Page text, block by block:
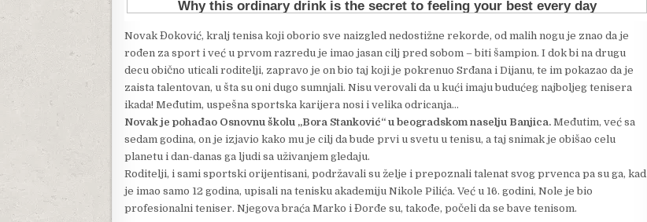
Novak Đoković, kralj tenisa koji oborio sve naizgled nedostižne rekorde, od malih nogu je znao da je
rođen za sport i već u prvom razredu je imao jasan cilj pred sobom – biti šampion. I dok bi na drugu
decu obično uticali roditelji, zapravo je on bio taj koji je pokrenuo Srđana i Dijanu, te im pokazao da je
zaista talentovan, u šta su oni dugo sumnjali. Nisu verovali da u kući imaju budućeg najboljeg tenisera
ikada! Međutim, uspešna sportska karijera nosi i velika odricanja…
Novak je pohađao Osnovnu školu „Bora Stanković“ u beogradskom naselju Banjica. Međutim, već sa
sedam godina, on je izjavio kako mu je cilj da bude prvi u svetu u tenisu, a taj snimak je obišao celu
planetu i dan-danas ga ljudi sa uživanjem gledaju.
Roditelji, i sami sportski orijentisani, podržavali su želje i prepoznali talenat svog prvenca pa su ga, kad
je imao samo 12 godina, upisali na tenisku akademiju Nikole Pilića. Već u 16. godini, Nole je bio
profesionalni teniser. Njegova braća Marko i Đorđe su, takođe, počeli da se bave tenisom.